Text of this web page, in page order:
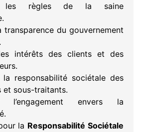
les règles de la saine
transparence du gouvernement
intérêts des clients et des
la responsabilité sociétale des
et sous-traitants.
l’engagement envers la
la Responsabilité Sociétale